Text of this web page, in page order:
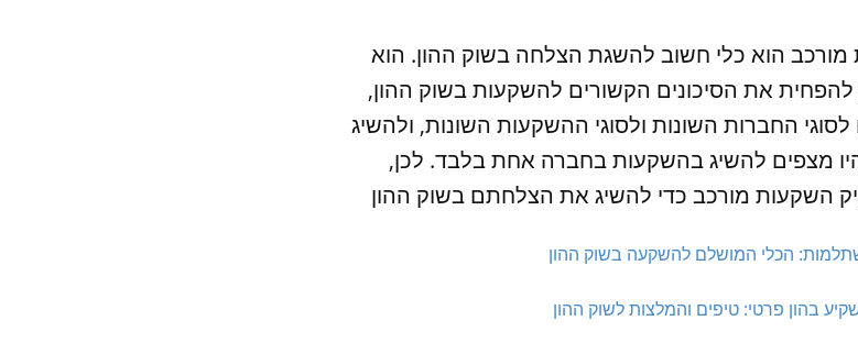
הוא כלי חשוב להשגת הצלחה בשוק ההון. הוא
את הסיכונים הקשורים להשקעות בשוק ההון,
החברות השונות ולסוגי ההשקעות השונות, ולהשיג
היו מצפים להשיג בהשקעות בחברה אחת בלבד. לכן,